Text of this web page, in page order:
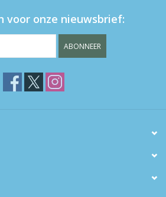
voor onze nieuwsbrief:
ABONNEER